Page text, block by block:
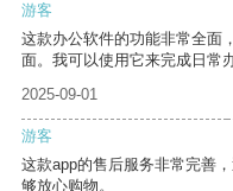
游客
这款办公软件的功能非常全面
面。我可以使用它来完成日常
2025-09-01
游客
这款app的售后服务非常完善
够放心购物。